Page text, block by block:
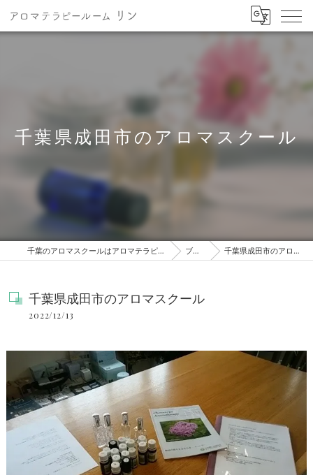
千葉県成田市のアロマスクール
千葉のアロマスクールはアロマテラピールーム リン ブログ 千葉県成田市のアロマスクール
千葉県成田市のアロマスクール
2022/12/13